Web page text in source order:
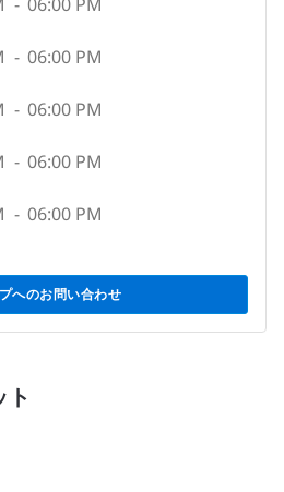
- 06:00 PM
- 06:00 PM
- 06:00 PM
- 06:00 PM
へのお問い合わせ